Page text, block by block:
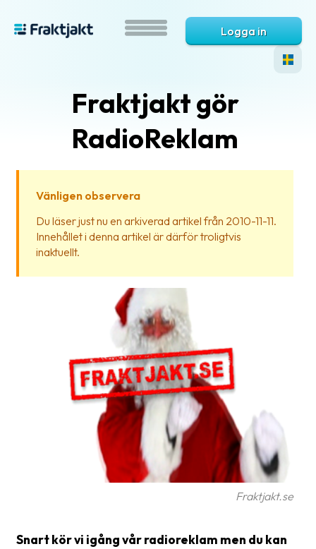
är
Fraktjakt?
Hjälp?
svar
Ordlista
Paketering
Frakthandlingar
Skrivarinställningar
Logga in
Fraktjakt gör
RadioReklam
Vänligen observera
Du läser just nu en arkiverad artikel från 2010-11-11.
Innehållet i denna artikel är därför troligtvis
inaktuellt.
Fraktjakt.se
Snart kör vi igång vår radioreklam men du kan